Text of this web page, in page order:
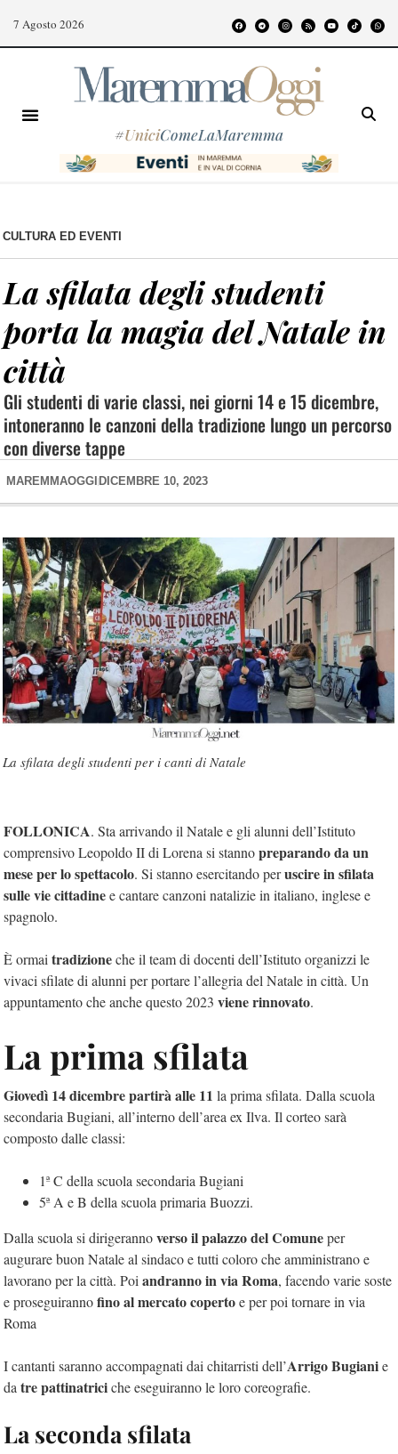
7 Agosto 2026
#UniciComeLaMaremma
CULTURA ED EVENTI
La sfilata degli studenti
porta la magia del Natale in
città
Gli studenti di varie classi, nei giorni 14 e 15 dicembre,
intoneranno le canzoni della tradizione lungo un percorso
con diverse tappe
MAREMMAOGGI DICEMBRE 10, 2023
La sfilata degli studenti per i canti di Natale
FOLLONICA. Sta arrivando il Natale e gli alunni dell’Istituto
comprensivo Leopoldo II di Lorena si stannopreparando da un
mese per lo spettacolo. Si stanno esercitando peruscire in sfilata
sulle vie cittadinee cantare canzoni natalizie in italiano, inglese e
spagnolo.
È ormai tradizioneche il team di docenti dell’Istituto organizzi le
vivaci sfilate di alunni per portare l’allegria del Natale in città. Un
appuntamento che anche questo 2023 viene rinnovato.
La prima sfilata
Giovedì 14 dicembre partirà alle 11 la prima sfilata. Dalla scuola
secondaria Bugiani, all’interno dell’area ex Ilva. Il corteo sarà
composto dalle classi:
1ª C della scuola secondaria Bugiani
5ª A e B della scuola primaria Buozzi.
Dalla scuola si dirigerannoverso il palazzo del Comuneper
augurare buon Natale al sindaco e tutti coloro che amministrano e
lavorano per la città. Poi andranno in via Roma, facendo varie soste
e proseguirannofino al mercato copertoe per poi tornare in via
Roma
I cantanti saranno accompagnati dai chitarristi dell’Arrigo Bugianie
da tre pattinatriciche eseguiranno le loro coreografie.
La seconda sfilata